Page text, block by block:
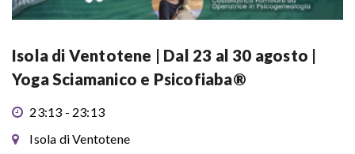
Isola di Ventotene | Dal 23 al 30 agosto |
Yoga Sciamanico e Psicofiaba®
23:13 - 23:13
Isola di Ventotene